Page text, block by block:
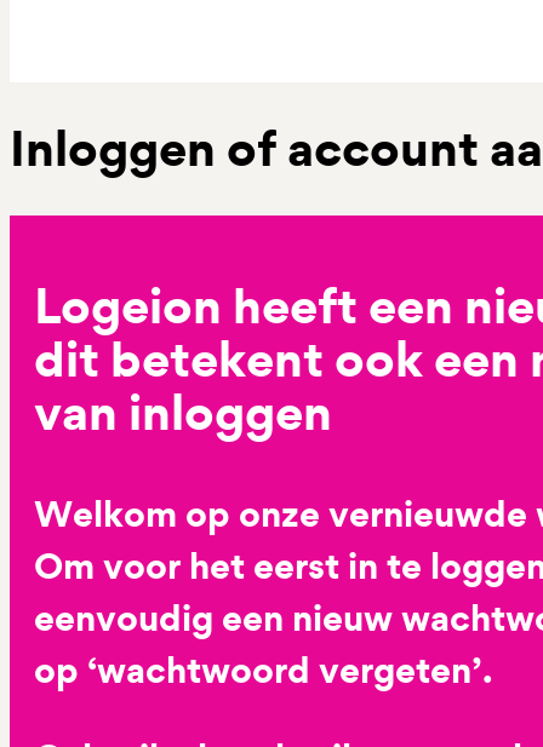
Inloggen of account
Logeion heeft een
dit betekent ook een
van inloggen
Welkom op onze vernieuwde
Om voor het eerst in te
eenvoudig een nieuw
op ‘wachtwoord vergeten’.